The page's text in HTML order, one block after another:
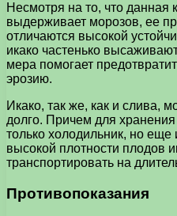
Несмотря на то, что данная
выдерживает морозов, ее
отличаются высокой
икако частенько
мера помогает
эрозию.
Икако, так же, как и слива,
долго. Причем для
только холодильник, но еще
высокой плотности плодов
транспортировать на
Противопоказания